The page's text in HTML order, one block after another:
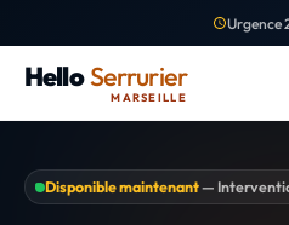
Urgence
HelloSerrurier
MARSEILLE
Disponible maintenant—